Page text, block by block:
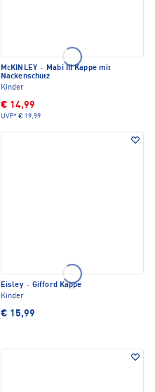
McKINLEY · Mabi III Kappe mit
Nackenschutz
Kinder
€ 14,99
UVP* € 19,99
Eisley · Gifford Kappe
Kinder
€ 15,99